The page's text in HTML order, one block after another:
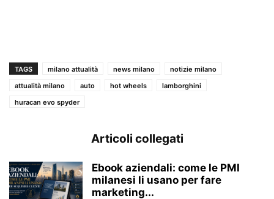
TAGS milano attualità news milano
notizie milano
attualità milano
auto hot wheels
lamborghini
huracan evo spyder
Articoli collegati
Ebook aziendali: come le PMI
milanesi li usano per fare
marketing...